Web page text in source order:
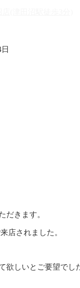
だきます。
店されました。
欲しいとご要望でし